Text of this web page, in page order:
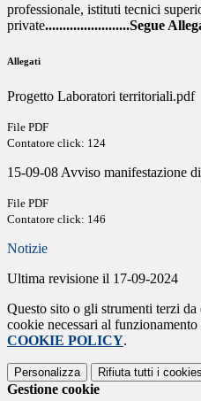
professionale, istituti tecnici
private........................Segue
Allegati
Progetto Laboratori territoriali.pdf
File PDF
Contatore click: 124
15-09-08 Avviso manifestazione
File PDF
Contatore click: 146
Notizie
Ultima revisione il 17-09-2024
Questo sito o gli strumenti terzi
cookie necessari al
COOKIE POLICY.
Personalizza Rifiuta tutti i cookies
Gestione cookie